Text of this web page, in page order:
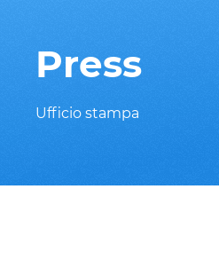
Press
Ufficio stampa